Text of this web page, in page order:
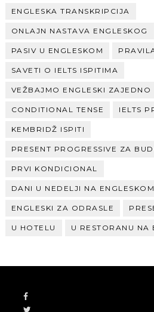
ENGLESKA TRANSKRIPCIJA
ONLAJN NASTAVA ENGLESKOG
PASIV U ENGLESKOM
SAVETI O IELTS ISPITIMA
VEŽBAJMO ENGLESKI ZAJEDNO
CONDITIONAL TENSE IELTS
KEMBRIDŽ ISPITI
PRESENT PROGRESSIVE ZA
PRVI KONDICIONAL
DANI U NEDELJI NA ENGLESKOM
ENGLESKI ZA ODRASLE
U HOTELU U RESTORANU NA